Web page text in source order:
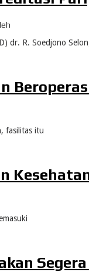
dr. R. Soedjono
fasilitas itu